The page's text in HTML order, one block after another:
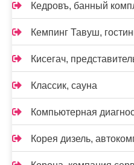
Кедровъ, банный
Кемпинг Тавуш,
Кисегач,
Классик, сауна
Компьютерная
Корея дизель,